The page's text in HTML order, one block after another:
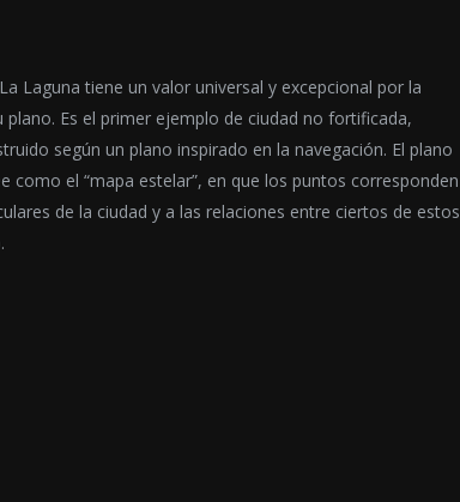
Laguna tiene un valor universal y excepcional por la
plano. Es el primer ejemplo de ciudad no fortificada,
según un plano inspirado en la navegación. El plano
como el “mapa estelar”, en que los puntos corresponden
de la ciudad y a las relaciones entre ciertos de estos